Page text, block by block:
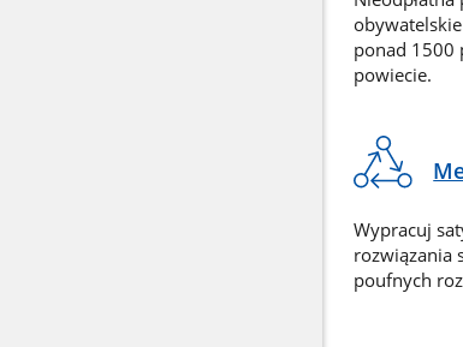
ponad 1500
powiecie.
Wypracuj
rozwiązania
poufnych